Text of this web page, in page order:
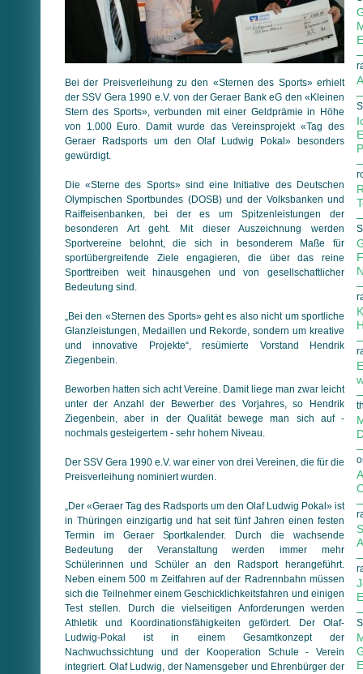
Bei der Preisverleihung zu den «Sternen des Sports» erhielt
der SSV Gera 1990 e.V. von der Geraer Bank eG den «Kleinen
Stern des Sports», verbunden mit einer Geldprämie in Höhe
von 1.000 Euro. Damit wurde das Vereinsprojekt «Tag des
Geraer Radsports um den Olaf Ludwig Pokal» besonders
gewürdigt.
Die «Sterne des Sports» sind eine Initiative des Deutschen
Olympischen Sportbundes (DOSB) und der Volksbanken und
Raiffeisenbanken, bei der es um Spitzenleistungen der
besonderen Art geht. Mit dieser Auszeichnung werden
Sportvereine belohnt, die sich in besonderem Maße für
sportübergreifende Ziele engagieren, die über das reine
Sporttreiben weit hinausgehen und von gesellschaftlicher
Bedeutung sind.
„Bei den «Sternen des Sports» geht es also nicht um sportliche
Glanzleistungen, Medaillen und Rekorde, sondern um kreative
und innovative Projekte“, resümierte Vorstand Hendrik
Ziegenbein.
Beworben hatten sich acht Vereine. Damit liege man zwar leicht
unter der Anzahl der Bewerber des Vorjahres, so Hendrik
Ziegenbein, aber in der Qualität bewege man sich auf -
nochmals gesteigertem - sehr hohem Niveau.
Der SSV Gera 1990 e.V. war einer von drei Vereinen, die für die
Preisverleihung nominiert wurden.
„Der «Geraer Tag des Radsports um den Olaf Ludwig Pokal» ist
in Thüringen einzigartig und hat seit fünf Jahren einen festen
Termin im Geraer Sportkalender. Durch die wachsende
Bedeutung der Veranstaltung werden immer mehr
Schülerinnen und Schüler an den Radsport herangeführt.
Neben einem 500 m Zeitfahren auf der Radrennbahn müssen
sich die Teilnehmer einem Geschicklichkeitsfahren und einigen
Test stellen. Durch die vielseitigen Anforderungen werden
Athletik und Koordinationsfähigkeiten gefördert. Der Olaf-
Ludwig-Pokal ist in einem Gesamtkonzept der
Nachwuchssichtung und der Kooperation Schule - Verein
integriert. Olaf Ludwig, der Namensgeber und Ehrenbürger der